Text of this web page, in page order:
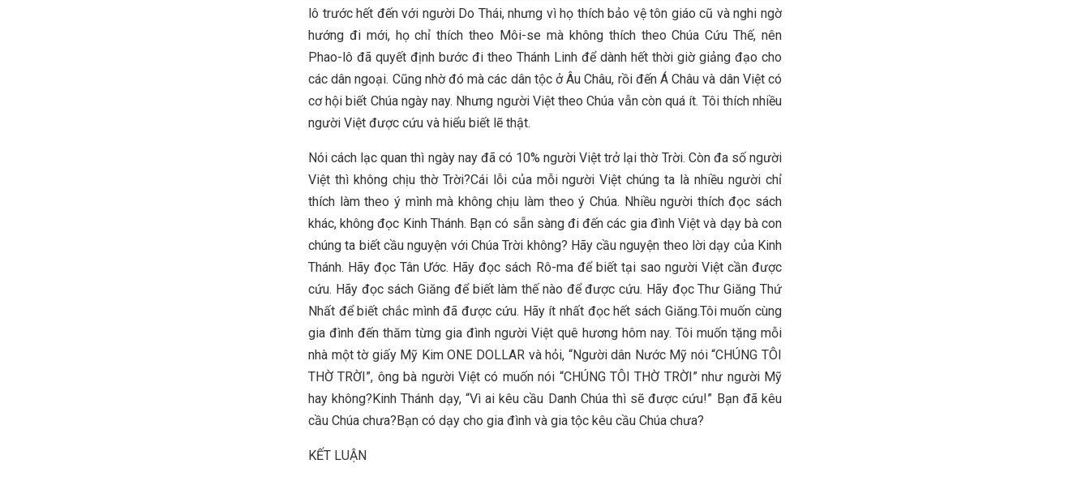
lô trước hết đến với người Do Thái, nhưng vì họ thích bảo vệ tôn giáo cũ và nghi ngờ
hướng đi mới, họ chỉ thích theo Môi-se mà không thích theo Chúa Cứu Thế, nên
Phao-lô đã quyết định bước đi theo Thánh Linh để dành hết thời giờ giảng đạo cho
các dân ngoại. Cũng nhờ đó mà các dân tộc ở Âu Châu, rồi đến Á Châu và dân Việt có
cơ hội biết Chúa ngày nay. Nhưng người Việt theo Chúa vẫn còn quá ít. Tôi thích nhiều
người Việt được cứu và hiểu biết lẽ thật.
Nói cách lạc quan thì ngày nay đã có 10% người Việt trở lại thờ Trời. Còn đa số người
Việt thì không chịu thờ Trời?Cái lỗi của mỗi người Việt chúng ta là nhiều người chỉ
thích làm theo ý mình mà không chịu làm theo ý Chúa. Nhiều người thích đọc sách
khác, không đọc Kinh Thánh. Bạn có sẵn sàng đi đến các gia đình Việt và dạy bà con
chúng ta biết cầu nguyện với Chúa Trời không? Hãy cầu nguyện theo lời dạy của Kinh
Thánh. Hãy đọc Tân Ước. Hãy đọc sách Rô-ma để biết tại sao người Việt cần được
cứu. Hãy đọc sách Giăng để biết làm thế nào để được cứu. Hãy đọc Thư Giăng Thứ
Nhất để biết chắc mình đã được cứu. Hãy ít nhất đọc hết sách Giăng.Tôi muốn cùng
gia đình đến thăm từng gia đình người Việt quê hương hôm nay. Tôi muốn tặng mỗi
nhà một tờ giấy Mỹ Kim ONE DOLLAR và hỏi, “Người dân Nước Mỹ nói “CHÚNG TÔI
THỜ TRỜI”, ông bà người Việt có muốn nói “CHÚNG TÔI THỜ TRỜI” như người Mỹ
hay không?Kinh Thánh dạy, “Vì ai kêu cầu Danh Chúa thì sẽ được cứu!” Bạn đã kêu
cầu Chúa chưa?Bạn có dạy cho gia đình và gia tộc kêu cầu Chúa chưa?
KẾT LUẬN